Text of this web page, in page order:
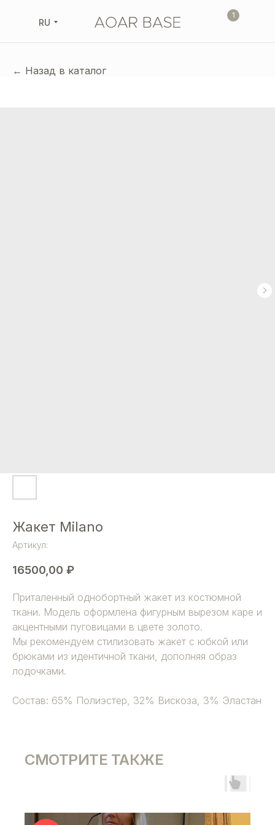
1
RU
← Назад в каталог
Жакет Milano
Артикул:
16500,00 ₽
Приталенный однобортный жакет из костюмной
ткани. Модель оформлена фигурным вырезом каре и
акцентными пуговицами в цвете золото.
Мы рекомендуем стилизовать жакет с юбкой или
брюками из идентичной ткани, дополняя образ
лодочками.
Состав: 65% Полиэстер, 32% Вискоза, 3% Эластан
СМОТРИТЕ ТАКЖЕ